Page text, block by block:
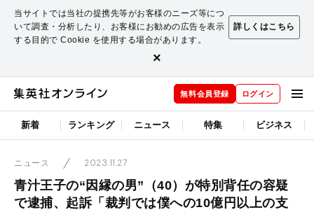
当サイトでは当社の提携先等がお客様のニーズ等につ
いて調査・分析したり、お客様にお勧めの広告を表示
する目的で Cookie を使用する場合があります。
詳しくはこちら
×
無料会員登録 ログイン
新着 ランキング ニュース 特集 ビジネス
ニュース 2023.11.27
青汁王子の“因縁の男”（40）が特別背任の容疑
で逮捕、起訴「裁判では僕への10億円以上の支